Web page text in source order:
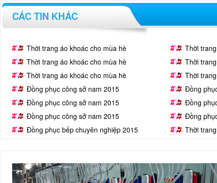
CÁC TIN KHÁC
Thời trang áo khoác cho mùa hè
Thời
Thời trang áo khoác cho mùa hè
Thời
Thời trang áo khoác cho mùa hè
Thời
Đồng phục công sở nam 2015
Đồng
Đồng phục công sở nam 2015
Đồng
Đồng phục công sở nam 2015
Đồng
Đồng phục bếp chuyên nghiệp 2015
Thời